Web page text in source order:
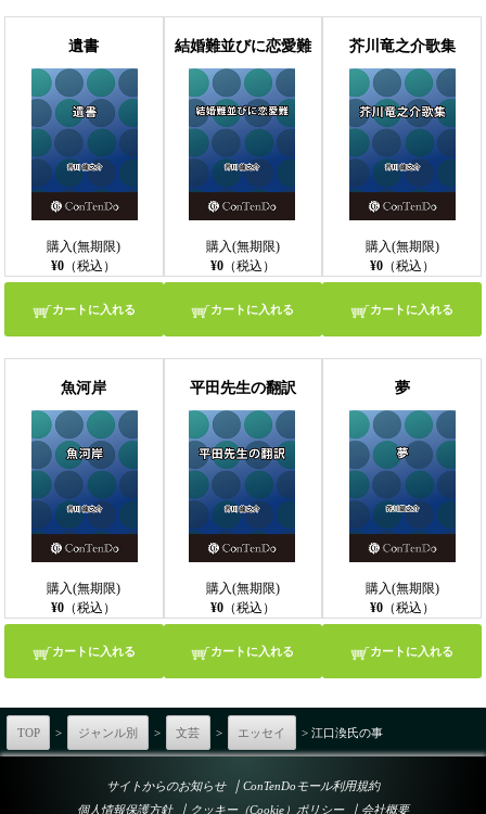
【モバイルビューア】
遺書
購入(無期限)
¥0 （税込）
カートに入れる
結婚難並びに恋愛難
購入(無期限)
¥0（税込）
カートに入れる
芥川竜之介歌集
購入(無期限)
¥0（税込）
カートに入れる
魚河岸
購入(無期限)
¥0 （税込）
カートに入れる
平田先生の翻訳
購入(無期限)
¥0（税込）
カートに入れる
夢
購入(無期限)
¥0（税込）
カートに入れる
TOP > ジャンル別 > 文芸 > エッセイ > 江口渙氏の事
サイトからのお知らせ ｜ ConTenDoモール利用規約
個人情報保護方針
｜ クッキー（Cookie）ポリシー ｜ 会社概要